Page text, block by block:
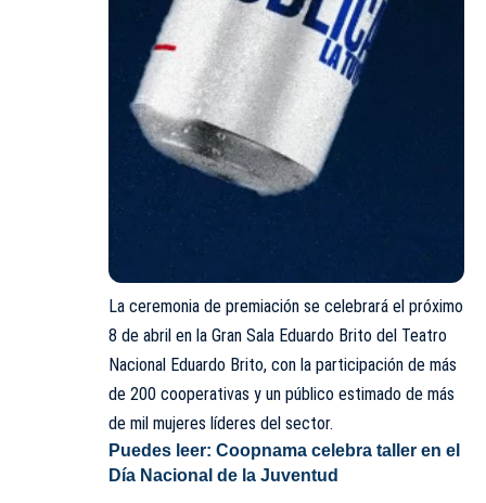
La ceremonia de premiación se celebrará el próximo
8 de abril en la Gran Sala Eduardo Brito del Teatro
Nacional Eduardo Brito, con la participación de más
de 200 cooperativas y un público estimado de más
de mil mujeres líderes del sector.
Puedes leer: Coopnama celebra taller en el
Día Nacional de la Juventud